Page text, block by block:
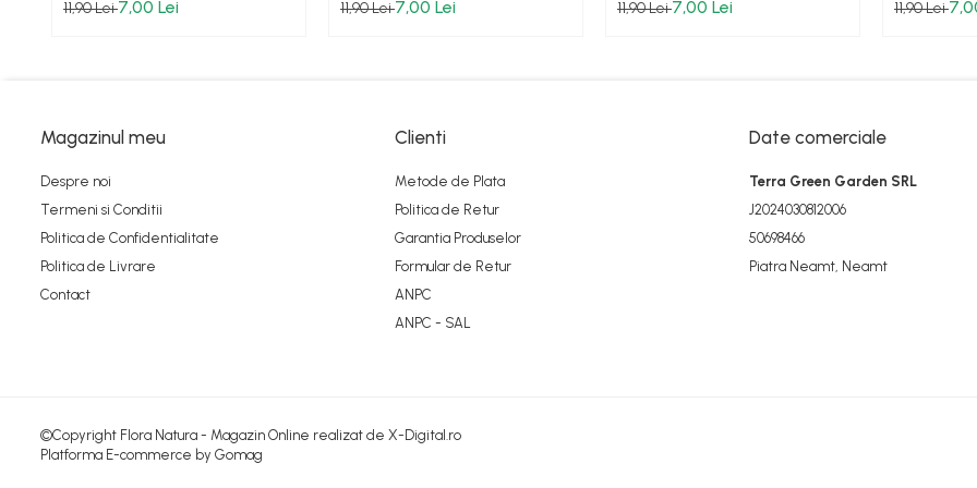
11,90 Lei7,00 Lei 11,90 Lei7,00 Lei 11,90 Lei7,00 Lei 11,90 Lei
Magazinul meu
Despre noi
Termeni si Conditii
Politica de Confidentialitate
Politica de Livrare
Contact
Clienti
Metode de Plata
Politica de Retur
Garantia Produselor
Formular de Retur
ANPC
ANPC - SAL
Date comerciale
Terra Green Garden SRL
J2024030812006
50698466
Piatra Neamt, Neamt
©Copyright Flora Natura - Magazin Online realizat de X-Digital.ro
Platforma E-commerce by Gomag